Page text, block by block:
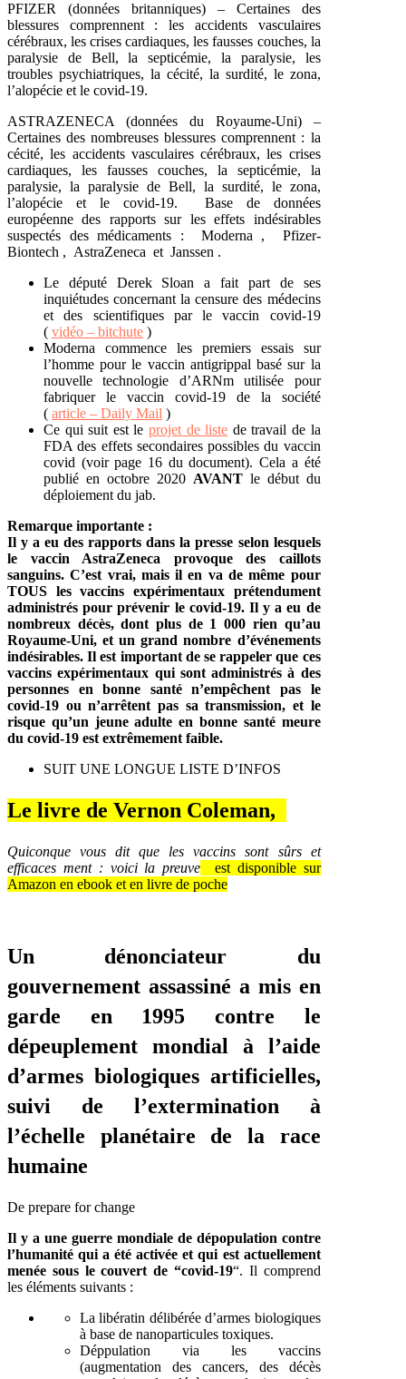
PFIZER (données britanniques) – Certaines des
blessures comprennent : les accidents vasculaires
cérébraux, les crises cardiaques, les fausses couches, la
paralysie de Bell, la septicémie, la paralysie, les
troubles psychiatriques, la cécité, la surdité, le zona,
l’alopécie et le covid-19.
ASTRAZENECA (données du Royaume-Uni) –
Certaines des nombreuses blessures comprennent : la
cécité, les accidents vasculaires cérébraux, les crises
cardiaques, les fausses couches, la septicémie, la
paralysie, la paralysie de Bell, la surdité, le zona,
l’alopécie et le covid-19. Base de données
européenne des rapports sur les effets indésirables
suspectés des médicaments : Moderna , Pfizer-
Biontech , AstraZeneca et Janssen .
Le député Derek Sloan a fait part de ses
inquiétudes concernant la censure des médecins
et des scientifiques par le vaccin covid-19
( vidéo – bitchute )
Moderna commence les premiers essais sur
l’homme pour le vaccin antigrippal basé sur la
nouvelle technologie d’ARNm utilisée pour
fabriquer le vaccin covid-19 de la société
( article – Daily Mail )
Ce qui suit est le projet de liste de travail de la
FDA des effets secondaires possibles du vaccin
covid (voir page 16 du document). Cela a été
publié en octobre 2020 AVANTle début du
déploiement du jab.
Remarque importante :
Il y a eu des rapports dans la presse selon lesquels
le vaccin AstraZeneca provoque des caillots
sanguins. C’est vrai, mais il en va de même pour
TOUS les vaccins expérimentaux prétendument
administrés pour prévenir le covid-19. Il y a eu de
nombreux décès, dont plus de 1 000 rien qu’au
Royaume-Uni, et un grand nombre d’événements
indésirables. Il est important de se rappeler que ces
vaccins expérimentaux qui sont administrés à des
personnes en bonne santé n’empêchent pas le
covid-19 ou n’arrêtent pas sa transmission, et le
risque qu’un jeune adulte en bonne santé meure
du covid-19 est extrêmement faible.
SUIT UNE LONGUE LISTE D’INFOS
Le livre de Vernon Coleman,
Quiconque vous dit que les vaccins sont sûrs et
efficaces ment : voici la preuve est disponible sur
Amazon en ebook et en livre de poche
Un dénonciateur du
gouvernement assassiné a mis en
garde en 1995 contre le
dépeuplement mondial à l’aide
d’armes biologiques artificielles,
suivi de l’extermination à
l’échelle planétaire de la race
humaine
De prepare for change
Il y a une guerre mondiale de dépopulation contre
l’humanité qui a été activée et qui est actuellement
menée sous le couvert de “covid-19“. Il comprend
les éléments suivants :
La libératin délibérée d’armes biologiques
à base de nanoparticules toxiques.
Déppulation via les vaccins
(augmentation des cancers, des décès